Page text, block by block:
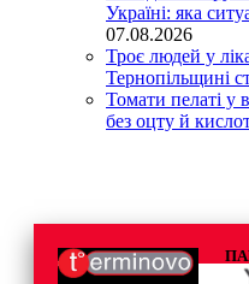
Україні: яка
07.08.2026
Троє людей у
Тернопільщині
Томати пелаті у
без оцту й